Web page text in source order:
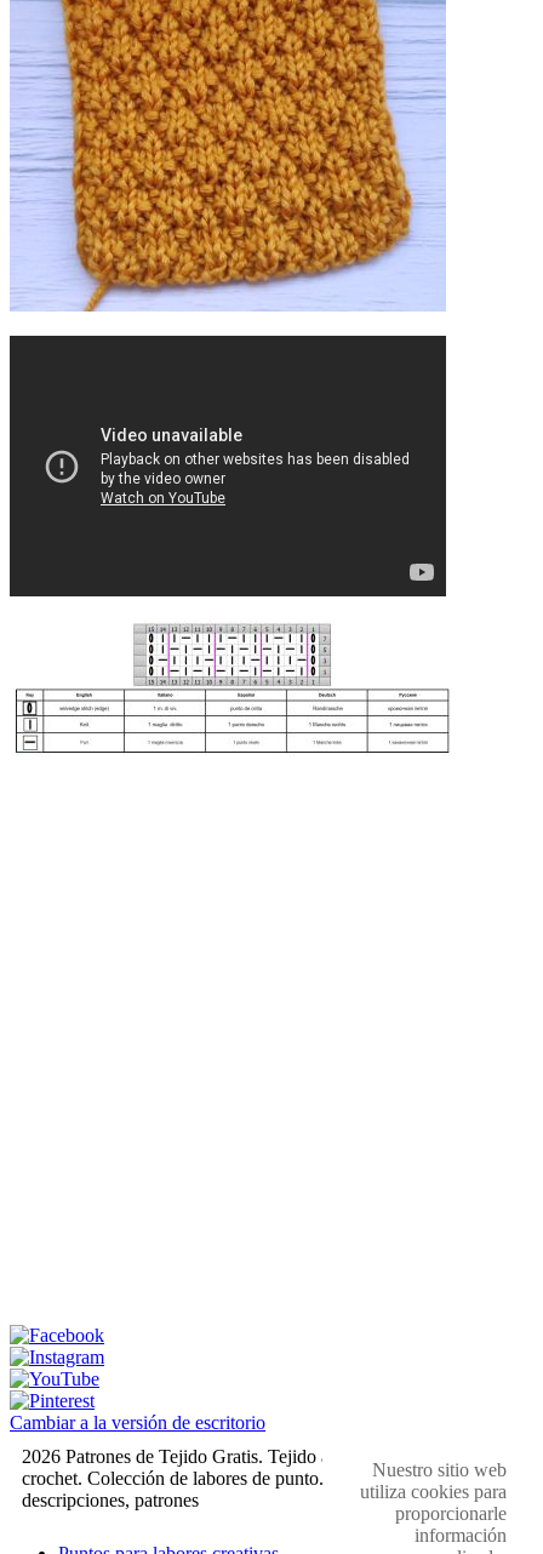
Cambiar a la versión de escritorio
2026 Patrones de Tejido Gratis. Tejido a dos agujas y
crochet. Colección de labores de punto. Muestras,
descripciones, patrones
Nuestro sitio web
utiliza cookies para
proporcionarle
información